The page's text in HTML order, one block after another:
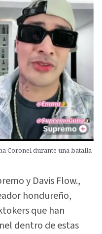
Coronel durante una batalla
y Davis Flow.,
hondureño,
que han
dentro de estas